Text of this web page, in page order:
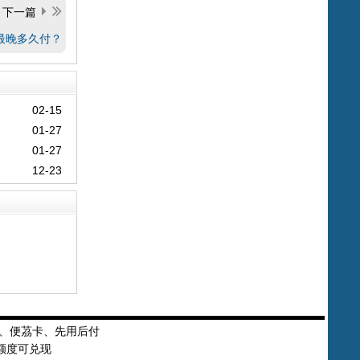
下一篇
晚多久付？
02-15
01-27
01-27
12-23
便茘卡、先用后付
度可兑现